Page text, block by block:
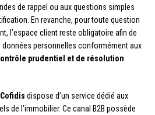
de rappel ou aux questions simples
En revanche, pour toute question
l’espace client reste obligatoire afin de
personnelles conformément aux
prudentiel et de résolution
Cofidis dispose d’un service dédié aux
de l’immobilier. Ce canal B2B possède